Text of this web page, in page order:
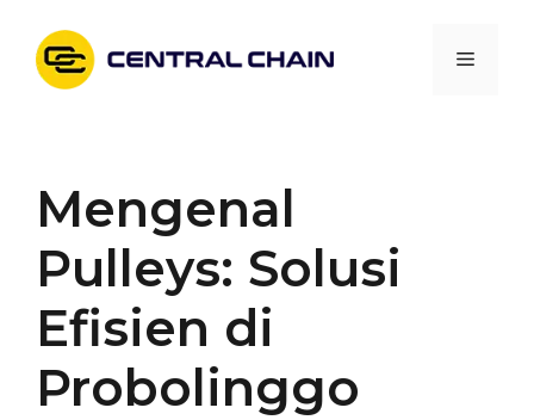
content
Menu
Mengenal
Pulleys: Solusi
Efisien di
Probolinggo